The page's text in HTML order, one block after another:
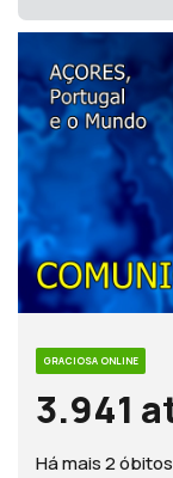
GRACIOSA ONLINE
3.941
Há mais 2